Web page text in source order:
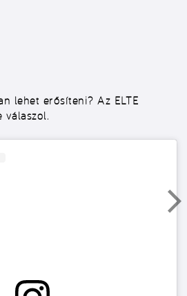
lehet erősíteni? Az ELTE
válaszol.